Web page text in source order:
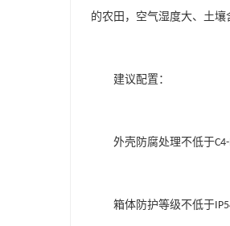
的农田，空气湿度大、土壤
建议配置：
外壳防腐处理不低于
箱体防护等级不低于